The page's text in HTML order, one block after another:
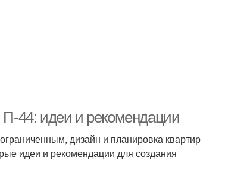
44: идеи и рекомендации
дизайн и планировка квартир
идеи и рекомендации для создания